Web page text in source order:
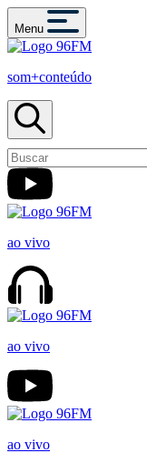
Menu
som+conteúdo
ao vivo
ao vivo
ao vivo